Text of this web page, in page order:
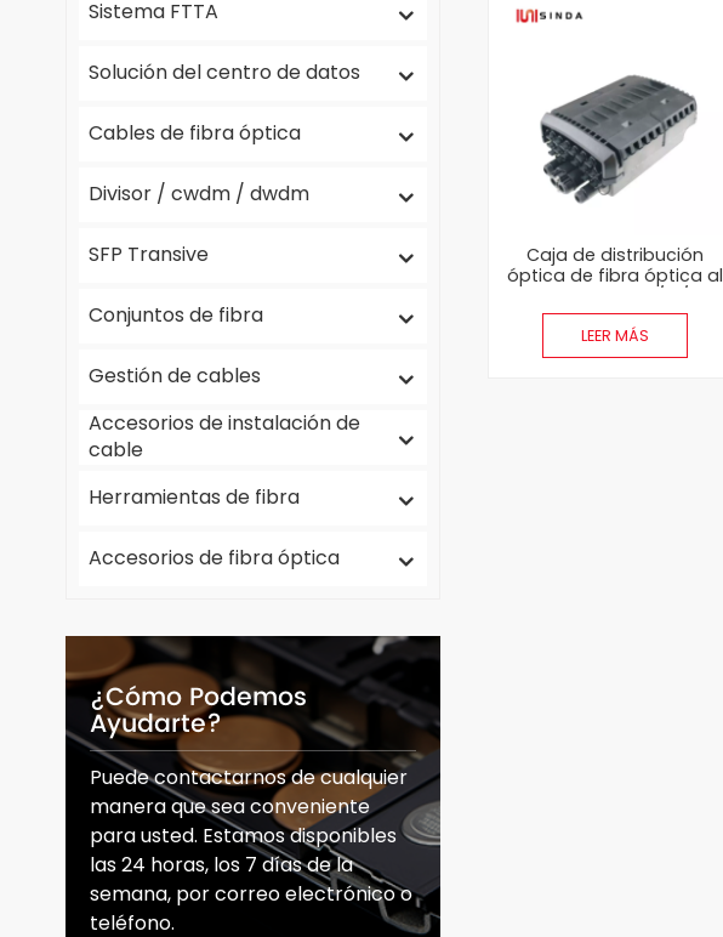
Sistema FTTA
Solución del centro de datos
Cables de fibra óptica
Divisor / cwdm / dwdm
SFP Transive
Conjuntos de fibra
Gestión de cables
Accesorios de instalación de
cable
Herramientas de fibra
Accesorios de fibra óptica
¿Cómo Podemos
Ayudarte?
Puede contactarnos de cualquier
manera que sea conveniente
para usted. Estamos disponibles
las 24 horas, los 7 días de la
semana, por correo electrónico o
teléfono.
Caja de distribución
óptica de fibra óptica al
núcleos
LEER MÁS